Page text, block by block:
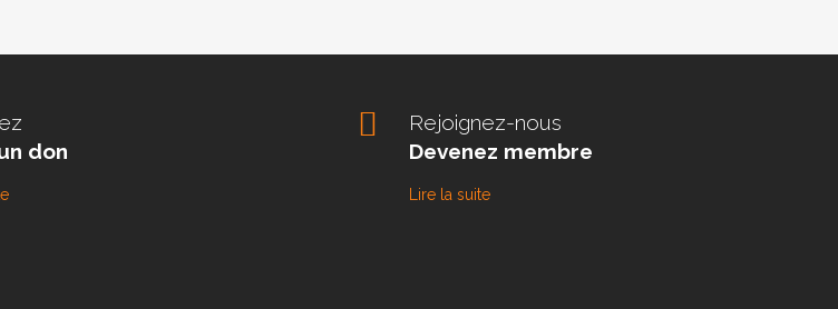
don
Rejoignez-nous
Devenez membre
Lire la suite